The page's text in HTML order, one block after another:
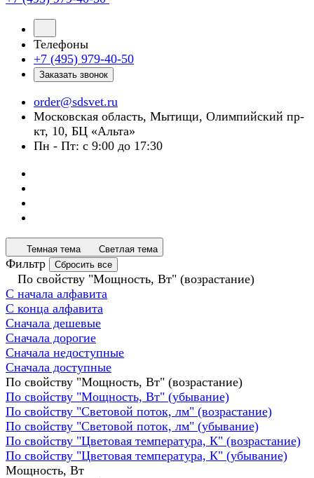
Телефоны
+7 (495) 979-40-50
Заказать звонок
order@sdsvet.ru
Московская область, Мытищи, Олимпийский пр-
кт, 10, БЦ «Альта»
Пн - Пт: с 9:00 до 17:30
Темная тема Светлая тема
Фильтр Сбросить все
По свойству "Мощность, Вт" (возрастание)
С начала алфавита
С конца алфавита
Сначала дешевые
Сначала дорогие
Сначала недоступные
Сначала доступные
По свойству "Мощность, Вт" (возрастание)
По свойству "Мощность, Вт" (убывание)
По свойству "Световой поток, лм" (возрастание)
По свойству "Световой поток, лм" (убывание)
По свойству "Цветовая температура, К" (возрастание)
По свойству "Цветовая температура, К" (убывание)
Мощность, Вт